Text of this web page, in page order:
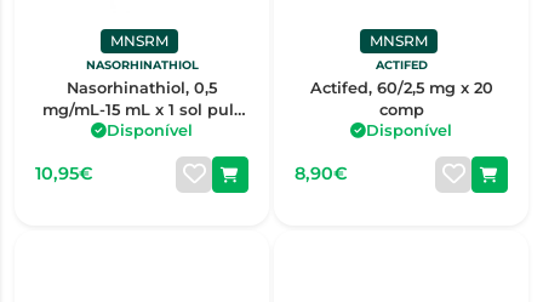
MNSRM
NASORHINATHIOL
Nasorhinathiol, 0,5
mg/mL-15 mL x 1 sol pulv
nasal
Disponível
10,95€
MNSRM
ACTIFED
Actifed, 60/2,5 mg x 20
comp
Disponível
8,90€